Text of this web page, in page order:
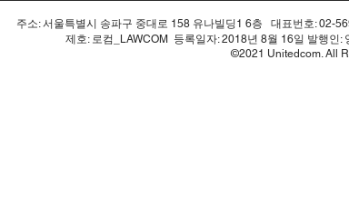
주소: 서울특별시 송파구 중대로 158 유나빌딩1 6층 대표번호: 02-
제호: 로컴_LAWCOM 등록일자: 2018년 8월 16일 발행
©2021 Unitedcom. All